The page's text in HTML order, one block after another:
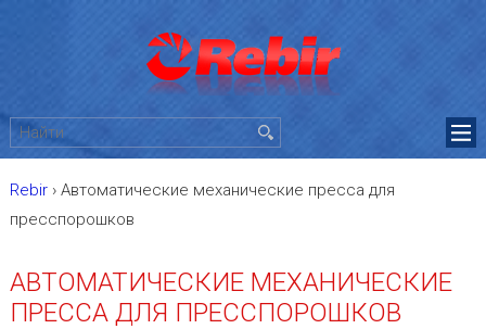
Rebir› Автоматические механические пресса для
пресспорошков
АВТОМАТИЧЕСКИЕ МЕХАНИЧЕСКИЕ
ПРЕССА ДЛЯ ПРЕССПОРОШКОВ